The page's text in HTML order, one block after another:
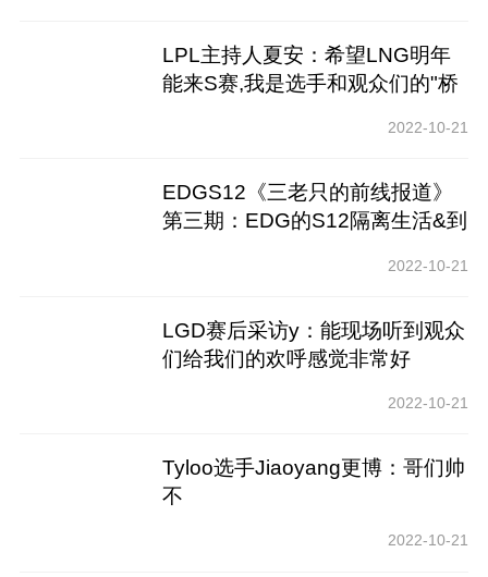
LPL主持人夏安：希望LNG明年
能来S赛,我是选手和观众们的"桥
2022-10-21
EDGS12《三老只的前线报道》
第三期：EDG的S12隔离生活&到
2022-10-21
LGD赛后采访y：能现场听到观众
们给我们的欢呼感觉非常好
2022-10-21
Tyloo选手Jiaoyang更博：哥们帅
不
2022-10-21